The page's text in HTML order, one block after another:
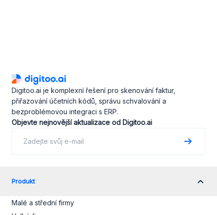
Digitoo.ai je komplexní řešení pro skenování faktur,
přiřazování účetních kódů, správu schvalování a
bezproblémovou integraci s ERP.
Objevte nejnovější aktualizace od Digitoo.ai
Produkt
Malé a střední firmy